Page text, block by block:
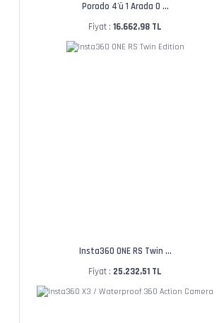
Porodo 4'ü 1 Arada O ...
Fiyat : 16.662,98 TL
Insta360 ONE RS Twin ...
Fiyat : 25.232,51 TL